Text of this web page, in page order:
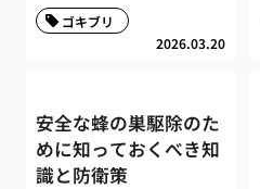
2026.03.20
ゴキブリ
安全な蜂の巣駆除のた
めに知っておくべき知
識と防衛策